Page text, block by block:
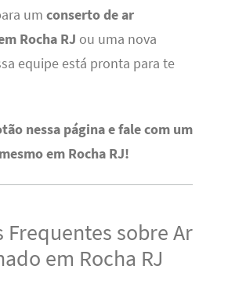
um conserto de ar
Rocha RJ ou uma nova
equipe está pronta para te
nessa página e fale com um
em Rocha RJ!
Frequentes sobre Ar
em Rocha RJ